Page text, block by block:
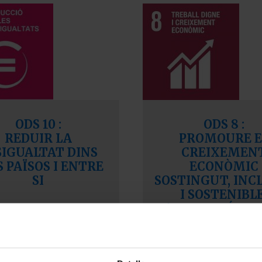
ODS 10 :
REDUIR LA
DINS
PAÏSOS I ENTRE
SI
ODS 8 :
PROMOURE
ECONÒMIC
SOSTINGUT,
I